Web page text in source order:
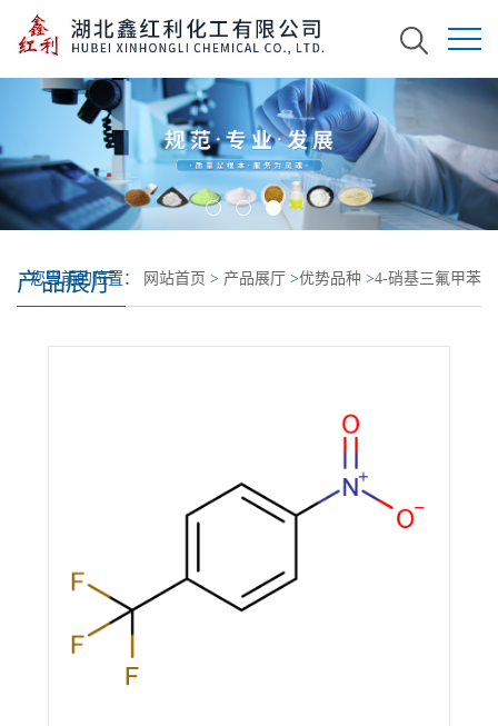
产品展厅
您当前的位置： 网站首页 > 产品展厅 >优势品种 >4-硝基三氟甲苯